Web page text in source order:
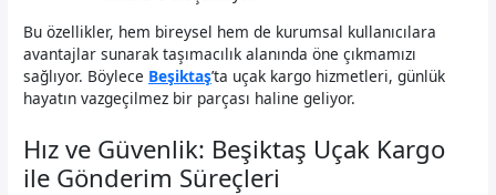
Bu özellikler, hem bireysel hem de kurumsal kullanıcılara
avantajlar sunarak taşımacılık alanında öne çıkmamızı
sağlıyor. Böylece Beşiktaş’ta uçak kargo hizmetleri, günlük
hayatın vazgeçilmez bir parçası haline geliyor.
Hız ve Güvenlik: Beşiktaş Uçak Kargo
ile Gönderim Süreçleri